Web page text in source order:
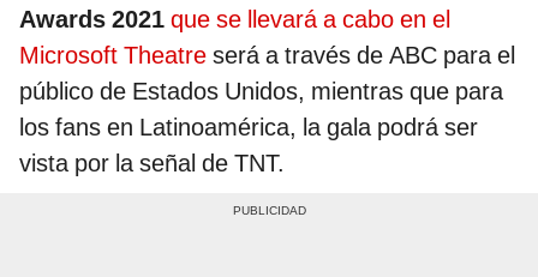
Awards 2021 que se llevará a cabo en el
Microsoft Theatre será a través de ABC para el
público de Estados Unidos, mientras que para
los fans en Latinoamérica, la gala podrá ser
vista por la señal de TNT.